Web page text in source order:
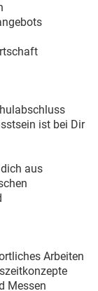
ist bei Dir
aus
Arbeiten
Messen